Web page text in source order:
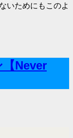
いためにもこのよ
Never